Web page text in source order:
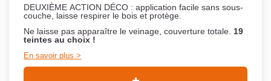
DEUXIÈME ACTION DÉCO : application facile sans sous-
couche, laisse respirer le bois et protège.
Ne laisse pas apparaître le veinage, couverture totale. 19
teintes au choix !
En savoir plus